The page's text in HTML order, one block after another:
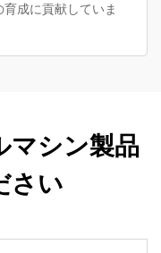
成に貢献していま
マシン製品
さい